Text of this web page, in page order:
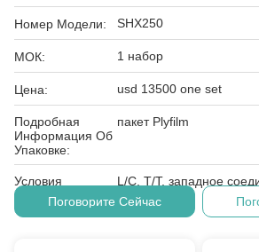
Номер Модели: SHX250
МОК: 1 набор
Цена: usd 13500 one set
Подробная
Информация Об
Упаковке:
пакет Plyfilm
Условия
Оплаты:
L/C, T/T, западное
Поговорите Сейчас